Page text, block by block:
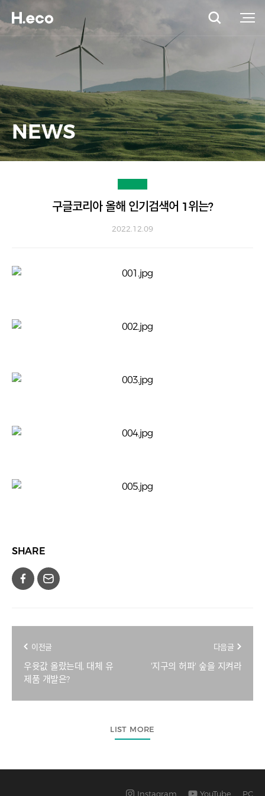
NEWS
구글코리아 올해 인기검색어 1위는?
2022.12.09
SHARE
이전글
우윳값 올랐는데, 대체 유
제품 개발은?
다음글
'지구의 허파' 숲을 지켜라
LIST MORE
Instagram YouTube PC